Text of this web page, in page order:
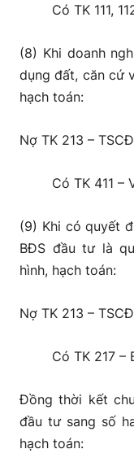
Có TK 111,
(8) Khi doanh
dụng đất, căn cứ
hạch toán:
Nợ TK 213 –
Có TK 411 –
(9) Khi có quyết
BĐS đầu tư là
hình, hạch toán:
Nợ TK 213 –
Có TK 217 –
Đồng thời kết
đầu tư sang số
hạch toán: